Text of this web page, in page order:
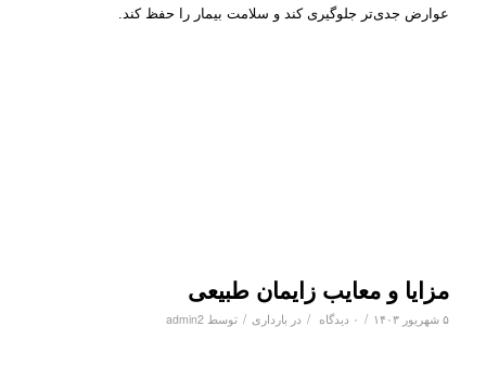
عوارض جدی‌تر جلوگیری کند و سلامت بیمار را حفظ کند.
مزایا و معایب زایمان طبیعی
۵ شهریور ۱۴۰۳ / ۰ دیدگاه / در بارداری / توسط admin2